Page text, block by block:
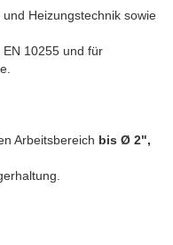
Heizungstechnik sowie
10255 und für
Arbeitsbereich bis Ø 2",